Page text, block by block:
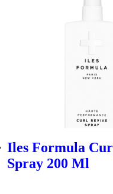
Iles Formula
Spray 200 Ml